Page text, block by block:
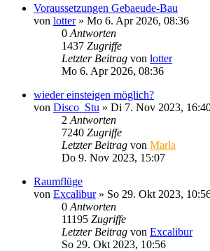
Voraussetzungen Gebaeude-Bau
von lotter» Mo 6. Apr 2026, 08:36
0 Antworten
1437 Zugriffe
Letzter Beitrag von lotter
Mo 6. Apr 2026, 08:36
wieder einsteigen möglich?
von Disco_Stu » Di 7. Nov 2023,
2 Antworten
7240 Zugriffe
Letzter Beitrag von Marla
Do 9. Nov 2023, 15:07
Raumflüge
von Excalibur» So 29. Okt 2023,
0 Antworten
11195 Zugriffe
Letzter Beitrag von Excalibur
So 29. Okt 2023, 10:56